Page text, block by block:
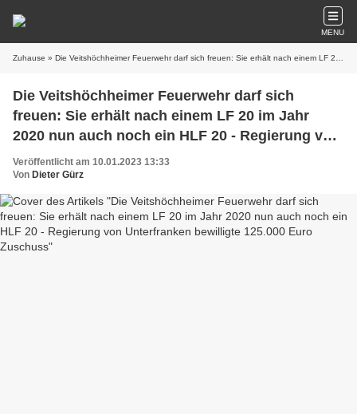
MENU
Zuhause » Die Veitshöchheimer Feuerwehr darf sich freuen: Sie erhält nach einem LF 20 im Jahr 2020 nun auch noch ein HLF 20 - Regierung von Unterfranken bewilligte 125.000 Euro Zuschuss
Die Veitshöchheimer Feuerwehr darf sich
freuen: Sie erhält nach einem LF 20 im Jahr
2020 nun auch noch ein HLF 20 - Regierung von
Unterfranken bewilligte 125.000 Euro Zuschuss
Veröffentlicht am 10.01.2023 13:33
Von Dieter Gürz